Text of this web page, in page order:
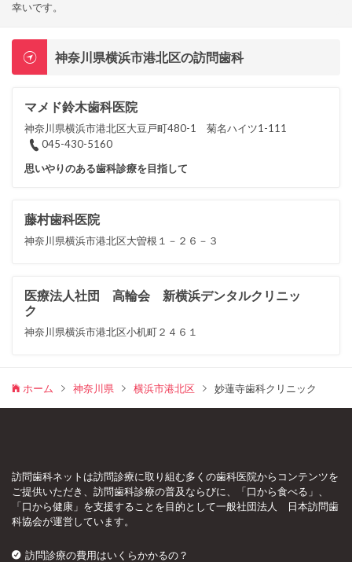
幸いです。
神奈川県横浜市港北区の訪問歯科
マメド鈴木歯科医院
神奈川県横浜市港北区大豆戸町480-1 菊名ハイツ1-111
045-430-5160
思いやりのある歯科診療を目指して
藤村歯科医院
神奈川県横浜市港北区大曽根１－２６－３
医療法人社団 高輪会 新横浜デンタルクリニッ
ク
神奈川県横浜市港北区小机町２４６１
ホーム 神奈川県 横浜市港北区 妙蓮寺歯科クリニック
訪問歯科ネットは訪問診療に取り組む多くの歯科医院からコンテンツを
ご提供いただき、訪問歯科診療の普及ならびに、「口から食べる」、
「口から健康」を支援することを目的として一般社団法人 日本訪問歯
科協会が運営しています。
訪問診療の費用はいくらかかるの？